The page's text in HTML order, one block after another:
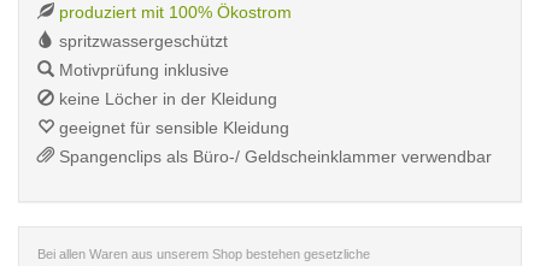
produziert mit 100% Ökostrom
spritzwassergeschützt
Motivprüfung inklusive
keine Löcher in der Kleidung
geeignet für sensible Kleidung
Spangenclips als Büro-/ Geldscheinklammer verwendbar
Bei allen Waren aus unserem Shop bestehen gesetzliche